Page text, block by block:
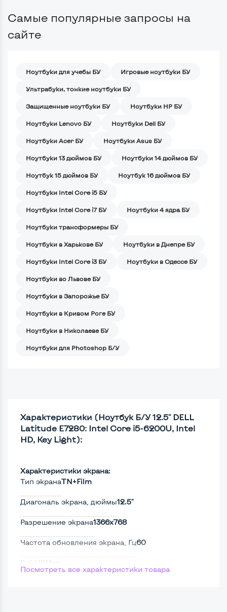
Самые популярные запросы на
сайте
Ноутбуки для учебы БУ Игровые ноутбуки БУ
Ультрабуки, тонкие ноутбуки БУ
Защищенные ноутбуки БУ Ноутбуки HP БУ
Ноутбуки Lenovo БУ Ноутбуки Dell БУ
Ноутбуки Acer БУ Ноутбуки Asus БУ
Ноутбуки 13 дюймов БУ Ноутбуки 14 дюймов БУ
Ноутбук 15 дюймов БУ Ноутбук 16 дюймов БУ
Ноутбуки Intel Core i5 БУ
Ноутбуки Intel Core i7 БУ Ноутбуки 4 ядра БУ
Ноутбуки трансформеры БУ
Ноутбуки в Харькове БУ Ноутбуки в Днепре БУ
Ноутбуки Intel Core i3 БУ Ноутбуки в Одессе БУ
Ноутбуки во Львове БУ
Ноутбуки в Запорожье БУ
Ноутбуки в Кривом Роге БУ
Ноутбуки в Николаеве БУ
Ноутбуки для Photoshop Б/У
Характеристики (Ноутбук Б/У 12.5" DELL
Latitude E7280: Intel Core i5-6200U, Intel
HD, Key Light):
Характеристики экрана:
Тип экранаTN+Film
Диагональ экрана, дюймы12.5"
Разрешение экрана1366x768
Частота обновления экрана, Гц60
Full HD Нет
Посмотреть все характеристики товара